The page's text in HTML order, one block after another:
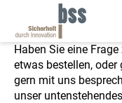
Ihr Kontakt zu
Haben Sie eine
etwas bestellen, oder
gern mit uns
unser